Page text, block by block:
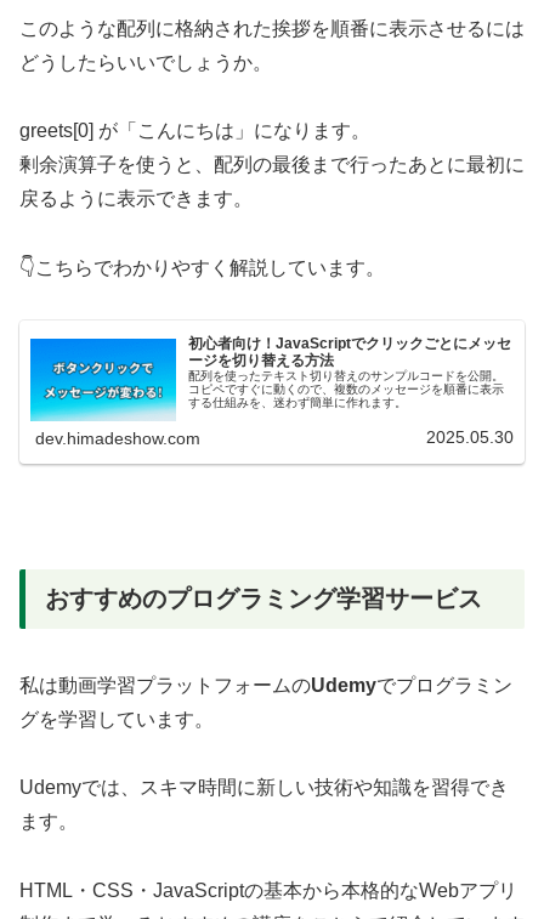
このような配列に格納された挨拶を順番に表示させるには
どうしたらいいでしょうか。
greets[0] が「こんにちは」になります。
剰余演算子を使うと、配列の最後まで行ったあとに最初に
戻るように表示できます。
👇こちらでわかりやすく解説しています。
初心者向け！JavaScriptでクリックごとにメッセ
ージを切り替える方法
配列を使ったテキスト切り替えのサンプルコードを公開。
コピペですぐに動くので、複数のメッセージを順番に表示
する仕組みを、迷わず簡単に作れます。
dev.himadeshow.com 2025.05.30
おすすめのプログラミング学習サービス
私は動画学習プラットフォームのUdemyでプログラミン
グを学習しています。
Udemyでは、スキマ時間に新しい技術や知識を習得でき
ます。
HTML・CSS・JavaScriptの基本から本格的なWebアプリ